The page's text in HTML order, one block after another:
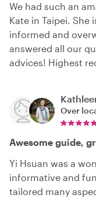
We had such an
Kate in Taipei.
informed and
answered all our
advices! Highest
Over
Awesome guide,
Yi Hsuan was a
informative and
tailored many